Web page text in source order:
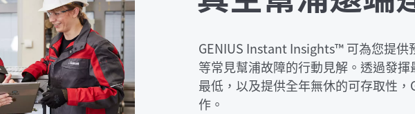
GENIUS Instant Insights™ 可為您提供
等常見幫浦故障的行動見解。透過發
最低，以及提供全年無休的可存取性
作。